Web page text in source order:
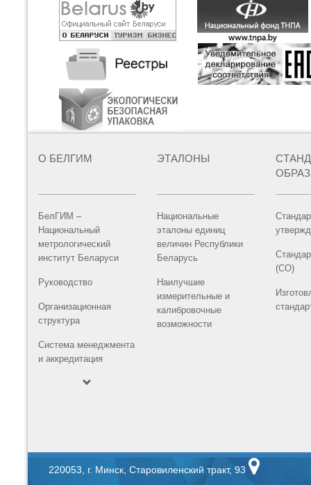
О БЕЛГИМ
БелГИМ –
Национальный
метрологический
институт Беларуси
Руководство
Организационная
структура
Система менеджмента
и аккредитация
ЭТАЛОНЫ
Национальные
эталоны единиц
величин Республики
Беларусь
Наилучшие
измерительные и
калибровочные
возможности
(СО)
220053, г. Минск, Старовиленский тракт, 93